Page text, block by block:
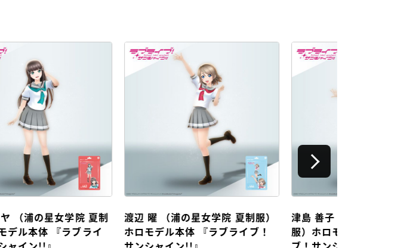
渡辺 曜 （浦の星女学院 夏制服）
ホロモデル本体 『ラブライブ！
津島 善子 （浦の星女学院 夏制
服）ホロモデル本体 『ラブライ